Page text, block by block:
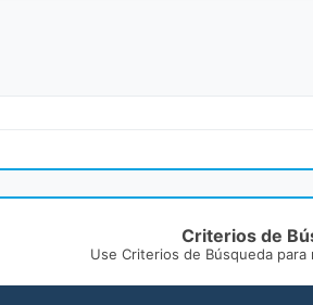
Criterios de
Use Criterios de Búsqueda